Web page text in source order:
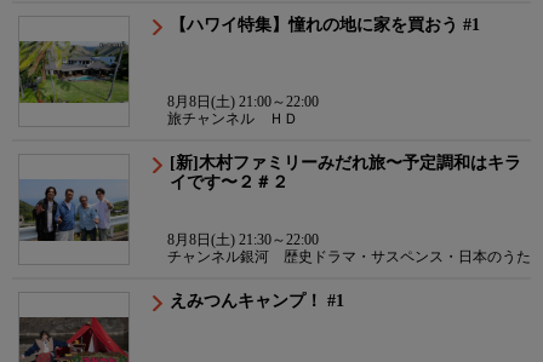
【ハワイ特集】憧れの地に家を買おう #1
8月8日(土) 21:00～22:00
旅チャンネル ＨＤ
[新]木村ファミリーみだれ旅〜予定調和はキラ
イです〜２＃２
8月8日(土) 21:30～22:00
チャンネル銀河 歴史ドラマ・サスペンス・日本のうた
えみつんキャンプ！ #1